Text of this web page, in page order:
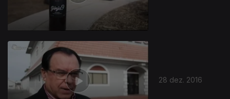
28 dez. 2016